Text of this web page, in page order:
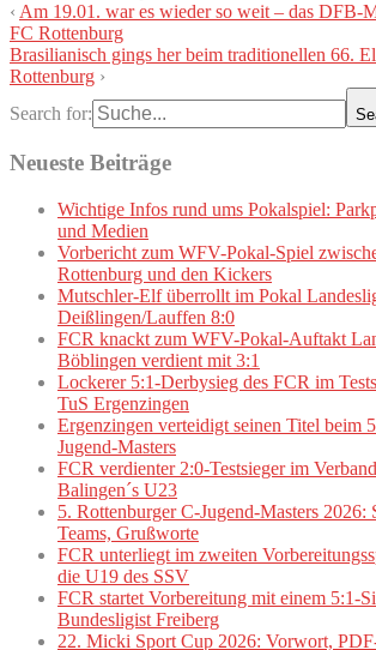
‹ Am 19.01. war es wieder so weit – das DFB-
FC Rottenburg
Brasilianisch gings her beim traditionellen 66.
Rottenburg ›
Search for:
Neueste Beiträge
Wichtige Infos rund ums Pokalspiel:
und Medien
Vorbericht zum WFV-Pokal-Spiel
Rottenburg und den Kickers
Mutschler-Elf überrollt im Pokal
Deißlingen/Lauffen 8:0
FCR knackt zum WFV-Pokal-Auftakt
Böblingen verdient mit 3:1
Lockerer 5:1-Derbysieg des FCR im
TuS Ergenzingen
Ergenzingen verteidigt seinen Titel beim
Jugend-Masters
FCR verdienter 2:0-Testsieger im
Balingen´s U23
5. Rottenburger C-Jugend-Masters 2026:
Teams, Grußworte
FCR unterliegt im zweiten
die U19 des SSV
FCR startet Vorbereitung mit einem 5:1-
Bundesligist Freiberg
22. Micki Sport Cup 2026: Vorwort,